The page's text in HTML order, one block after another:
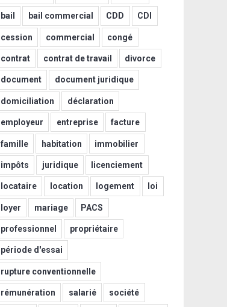
bail bail commercial CDD CDI
cession commercial congé
contrat contrat de travail divorce
document document juridique
domiciliation déclaration
employeur entreprise facture
famille habitation immobilier
impôts juridique licenciement
locataire location logement loi
loyer mariage PACS
professionnel propriétaire
période d'essai
rupture conventionnelle
rémunération salarié société